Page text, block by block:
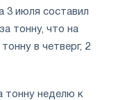
3 июля составил
тонну, что на
в четверг, 2
тонну неделю к